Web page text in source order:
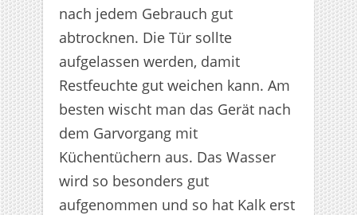
nach jedem Gebrauch gut
abtrocknen. Die Tür sollte
aufgelassen werden, damit
Restfeuchte gut weichen kann. Am
besten wischt man das Gerät nach
dem Garvorgang mit
Küchentüchern aus. Das Wasser
wird so besonders gut
aufgenommen und so hat Kalk erst